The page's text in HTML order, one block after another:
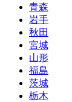
青森
岩手
秋田
宮城
山形
福島
茨城
栃木